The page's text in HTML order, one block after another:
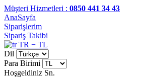
Müşteri Hizmetleri : 0850 441 34 43
AnaSayfa
Siparişlerim
Sipariş Takibi
TR − TL
Dil
Para Birimi
Hoşgeldiniz Sn.